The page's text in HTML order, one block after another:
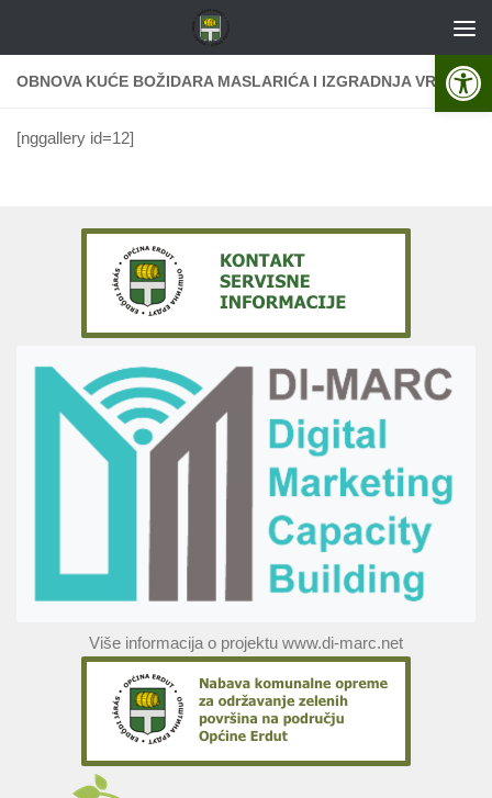
OBNOVA KUĆE BOŽIDARA MASLARIĆA I IZGRADNJA VRTIĆA
[nggallery id=12]
Više informacija o projektu www.di-marc.net